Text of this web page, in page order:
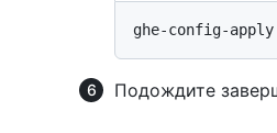
Подождите